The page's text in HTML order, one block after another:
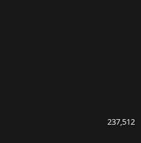
237,512